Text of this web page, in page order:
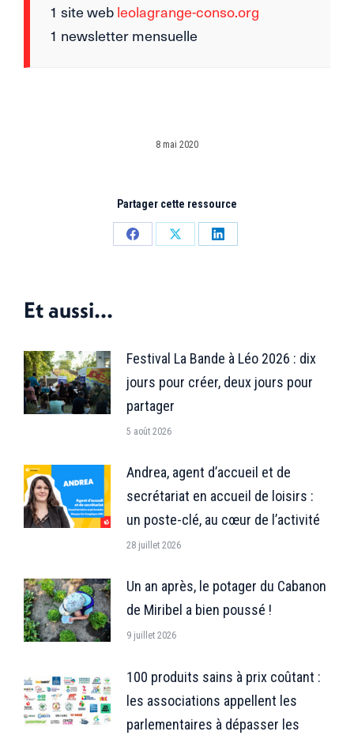
1 site webleolagrange-conso.org
1 newsletter mensuelle
8 mai 2020
Partager cette ressource
PartagerPartagerPartager
Et aussi...
Festival La Bande à Léo 2026 : dix
jours pour créer, deux jours pour
partager
5 août 2026
Andrea, agent d’accueil et de
secrétariat en accueil de loisirs :
un poste-clé, au cœur de l’activité
28 juillet 2026
Un an après, le potager du Cabanon
de Miribel a bien poussé !
9 juillet 2026
100 produits sains à prix coûtant :
les associations appellent les
parlementaires à dépasser les